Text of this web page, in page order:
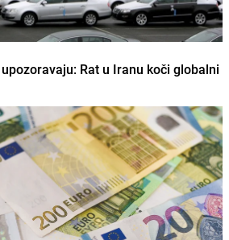
Rat u Iranu koči globalni